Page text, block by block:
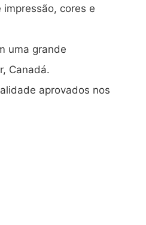
cores e
uma grande
Canadá.
aprovados nos